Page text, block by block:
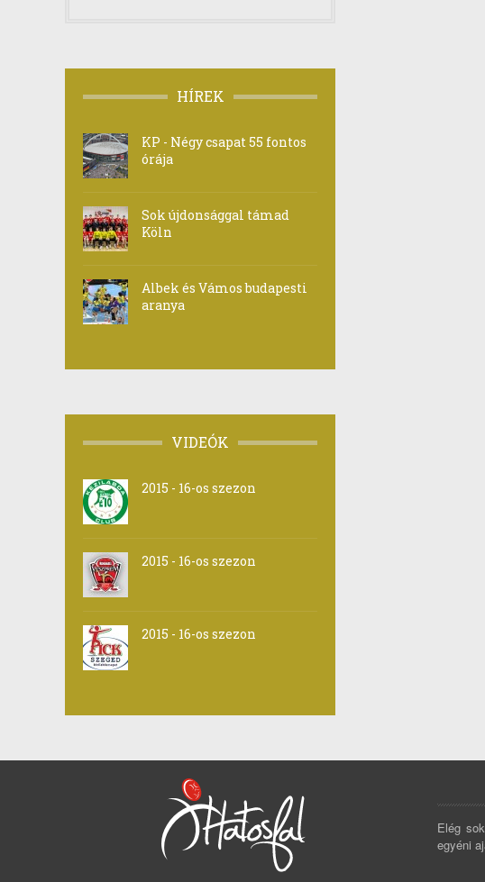
HÍREK
KP - Négy csapat 55 fontos
órája
Sok újdonsággal támad
Köln
Albek és Vámos budapesti
aranya
VIDEÓK
2015 - 16-os szezon
2015 - 16-os szezon
2015 - 16-os szezon
Elég
egyéni